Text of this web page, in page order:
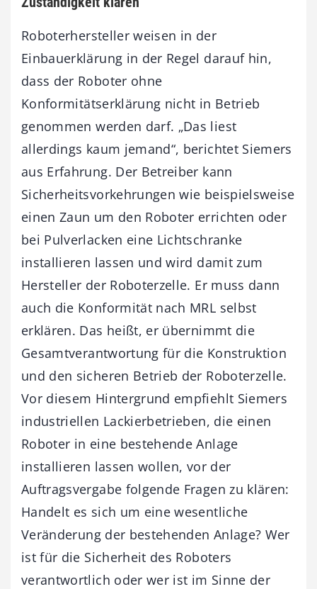
Roboterhersteller weisen in der
Einbauerklärung in der Regel darauf hin,
dass der Roboter ohne
Konformitätserklärung nicht in Betrieb
genommen werden darf. „Das liest
allerdings kaum jemand“, berichtet Siemers
aus Erfahrung. Der Betreiber kann
Sicherheitsvorkehrungen wie beispielsweise
einen Zaun um den Roboter errichten oder
bei Pulverlacken eine Lichtschranke
installieren lassen und wird damit zum
Hersteller der Roboterzelle. Er muss dann
auch die Konformität nach MRL selbst
erklären. Das heißt, er übernimmt die
Gesamtverantwortung für die Konstruktion
und den sicheren Betrieb der Roboterzelle.
Vor diesem Hintergrund empfiehlt Siemers
industriellen Lackierbetrieben, die einen
Roboter in eine bestehende Anlage
installieren lassen wollen, vor der
Auftragsvergabe folgende Fragen zu klären:
Handelt es sich um eine wesentliche
Veränderung der bestehenden Anlage? Wer
ist für die Sicherheit des Roboters
verantwortlich oder wer ist im Sinne der